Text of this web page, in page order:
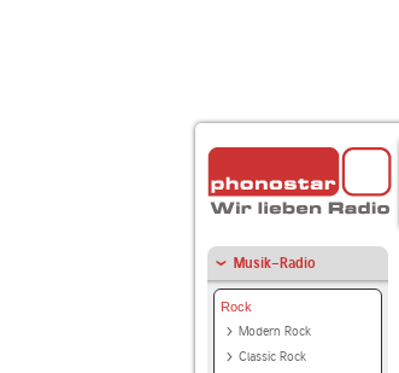
Musik-Radio
Rock
Modern Rock
Classic Rock